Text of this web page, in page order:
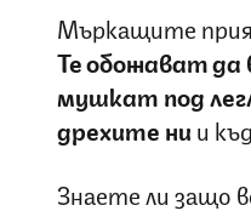
Мъркащите
Те обожават да
мушкат под
дрехите ни и
Знаете ли защо